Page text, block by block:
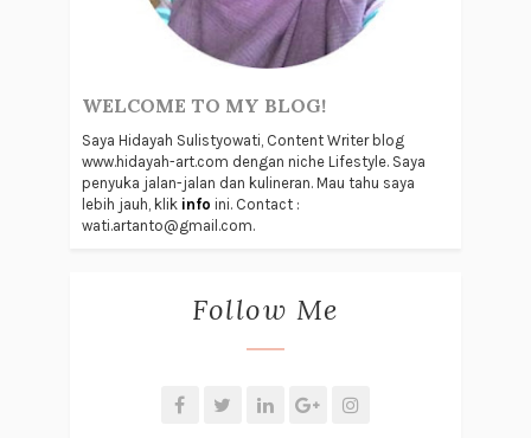
WELCOME TO MY BLOG!
Saya Hidayah Sulistyowati, Content Writer blog
www.hidayah-art.com dengan niche Lifestyle. Saya
penyuka jalan-jalan dan kulineran. Mau tahu saya
lebih jauh, klik info ini. Contact :
wati.artanto@gmail.com.
Follow Me